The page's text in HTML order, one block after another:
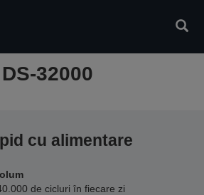
32000
cu alimentare
de cicluri în fiecare zi